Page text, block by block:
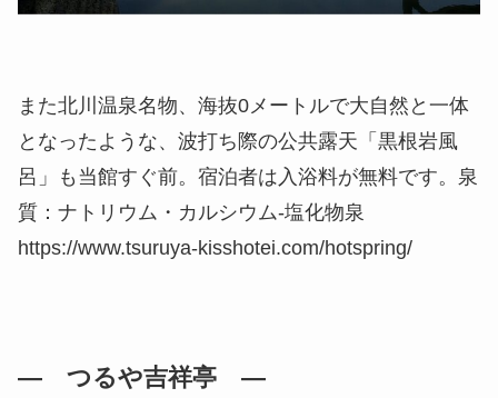
また北川温泉名物、海抜0メートルで大自然と一体
となったような、波打ち際の公共露天「黒根岩風
呂」も当館すぐ前。宿泊者は入浴料が無料です。泉
質：ナトリウム・カルシウム-塩化物泉
https://www.tsuruya-kisshotei.com/hotspring/
― つるや吉祥亭 ―